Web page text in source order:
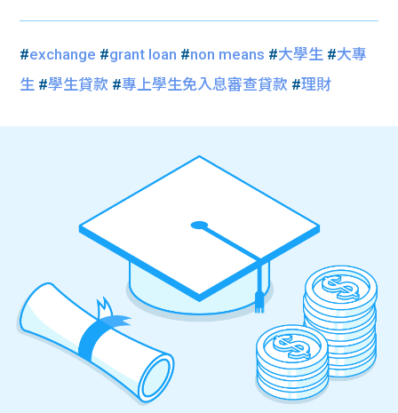
#exchange #grant loan #non means #大學生 #大專
生 #學生貸款 #專上學生免入息審查貸款 #理財